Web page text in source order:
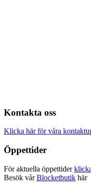
Kontakta oss
Klicka här för våra
Öppettider
För aktuella öppettider
Besök vårBlocketbutik här